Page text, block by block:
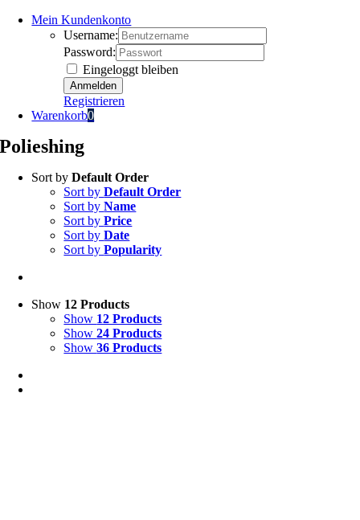
Mein Kundenkonto
Username:
Password:
Eingeloggt bleiben
Registrieren
Warenkorb0
Polieshing
Sort byDefault Order
Sort byDefault Order
Sort byName
Sort byPrice
Sort byDate
Sort byPopularity
Show 12 Products
Show 12 Products
Show24 Products
Show36 Products